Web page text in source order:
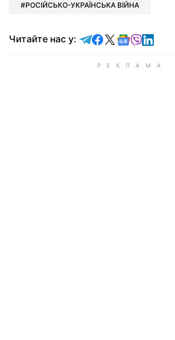
РОСІЙСЬКО-УКРАЇНСЬКА ВІЙНА
Читайте нас у: Читайте у
Читайте у
Читайте у X
Читайте